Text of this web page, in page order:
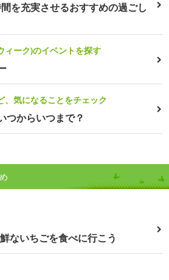
を充実させるおすすめの過ごし
ィーク)のイベントを探す
、気になることをチェック
つからいつまで？
ないちごを食べに行こう